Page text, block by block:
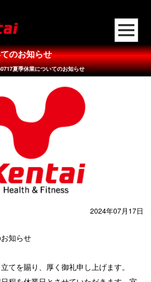
のお知らせ
夏季休業についてのお知らせ
2024年07月17日
知らせ
てを賜り、厚く御礼申し上げます。